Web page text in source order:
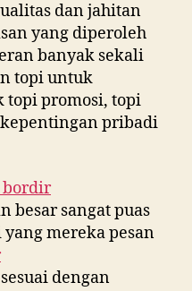
dan jahitan
yang diperoleh
banyak sekali
topi untuk
promosi, topi
pribadi
bordir
besar sangat puas
mereka pesan
dengan